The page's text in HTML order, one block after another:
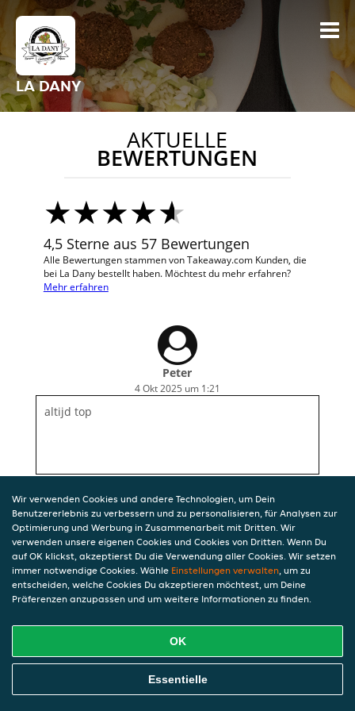
LA DANY
AKTUELLE
BEWERTUNGEN
4,5 Sterne aus 57 Bewertungen
Alle Bewertungen stammen von Takeaway.com Kunden, die
bei La Dany bestellt haben. Möchtest du mehr erfahren?
Mehr erfahren
Peter
4 Okt 2025 um 1:21
altijd top
Wir verwenden Cookies und andere Technologien, um Dein
Benutzererlebnis zu verbessern und zu personalisieren, für Analysen zur
Optimierung und Werbung in Zusammenarbeit mit Dritten. Wir
verwenden unsere eigenen Cookies und Cookies von Dritten. Wenn Du
auf OK klickst, akzeptierst Du die Verwendung aller Cookies. Wir setzen
immer notwendige Cookies. Wähle Einstellungen verwalten, um zu
entscheiden, welche Cookies Du akzeptieren möchtest, um Deine
Präferenzen anzupassen und um weitere Informationen zu finden.
OK
Essentielle